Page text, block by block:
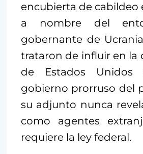
encubierta de cabildeo
a nombre del
gobernante de
trataron de influir en la
de Estados
gobierno prorruso del
su adjunto nunca
como agentes
requiere la ley federal.